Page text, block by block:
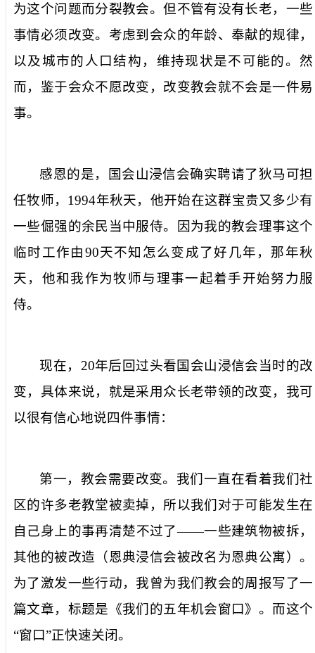
为这个问题而分裂教会。但不管有没有长老，一些
事情必须改变。考虑到会众的年龄、奉献的规律，
以及城市的人口结构，维持现状是不可能的。然
而，鉴于会众不愿改变，改变教会就不会是一件易
事。
感恩的是，国会山浸信会确实聘请了狄马可担
任牧师， 1994年秋天，他开始在这群宝贵又多少有
一些倔强的余民当中服侍。因为我的教会理事这个
临时工作由90天不知怎么变成了好几年，那年秋
天，他和我作为牧师与理事一起着手开始努力服
侍。
现在， 20年后回过头看国会山浸信会当时的改
变，具体来说，就是采用众长老带领的改变，我可
以很有信心地说四件事情：
第一，教会需要改变。我们一直在看着我们社
区的许多老教堂被卖掉，所以我们对于可能发生在
自己身上的事再清楚不过了——一些建筑物被拆，
其他的被改造（恩典浸信会被改名为恩典公寓）。
为了激发一些行动，我曾为我们教会的周报写了一
篇文章，标题是《我们的五年机会窗口》。而这个
“窗口”正快速关闭。